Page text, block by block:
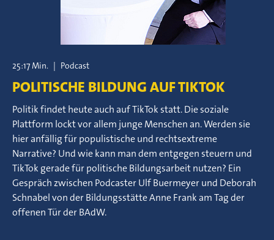
25:17 Min. | Podcast
POLITISCHE BILDUNG AUF TIKTOK
Politik findet heute auch auf TikTok statt. Die soziale
Plattform lockt vor allem junge Menschen an. Werden sie
hier anfällig für populistische und rechtsextreme
Narrative? Und wie kann man dem entgegen steuern und
TikTok gerade für politische Bildungsarbeit nutzen? Ein
Gespräch zwischen Podcaster Ulf Buermeyer und Deborah
Schnabel von der Bildungsstätte Anne Frank am Tag der
offenen Tür der BAdW.